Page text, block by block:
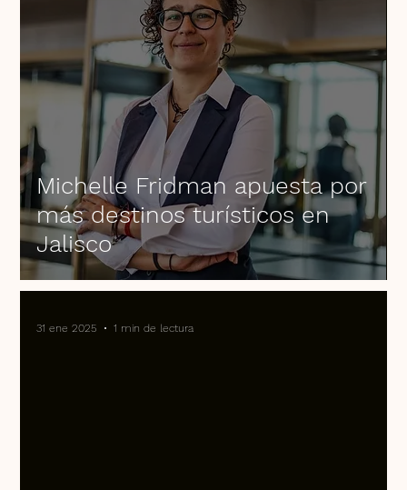
Michelle Fridman apuesta por
más destinos turísticos en
Jalisco
31 ene 2025 1 min de lectura